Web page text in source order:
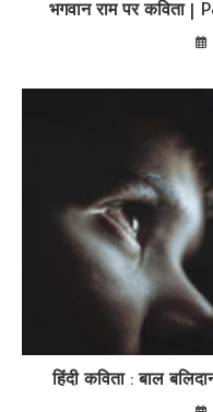
भगवान राम पर कविता
हिंदी कविता : बाल